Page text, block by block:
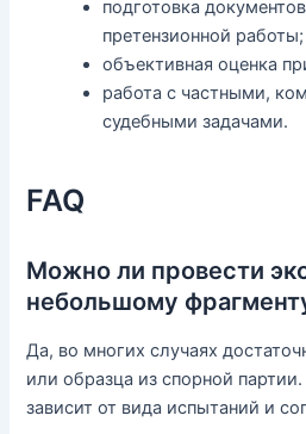
подготовка
претензионной работы;
объективная оценка
работа с частными,
судебными задачами.
FAQ
Можно ли провести
небольшому
Да, во многих случаях
или образца из спорной
зависит от вида испытаний и